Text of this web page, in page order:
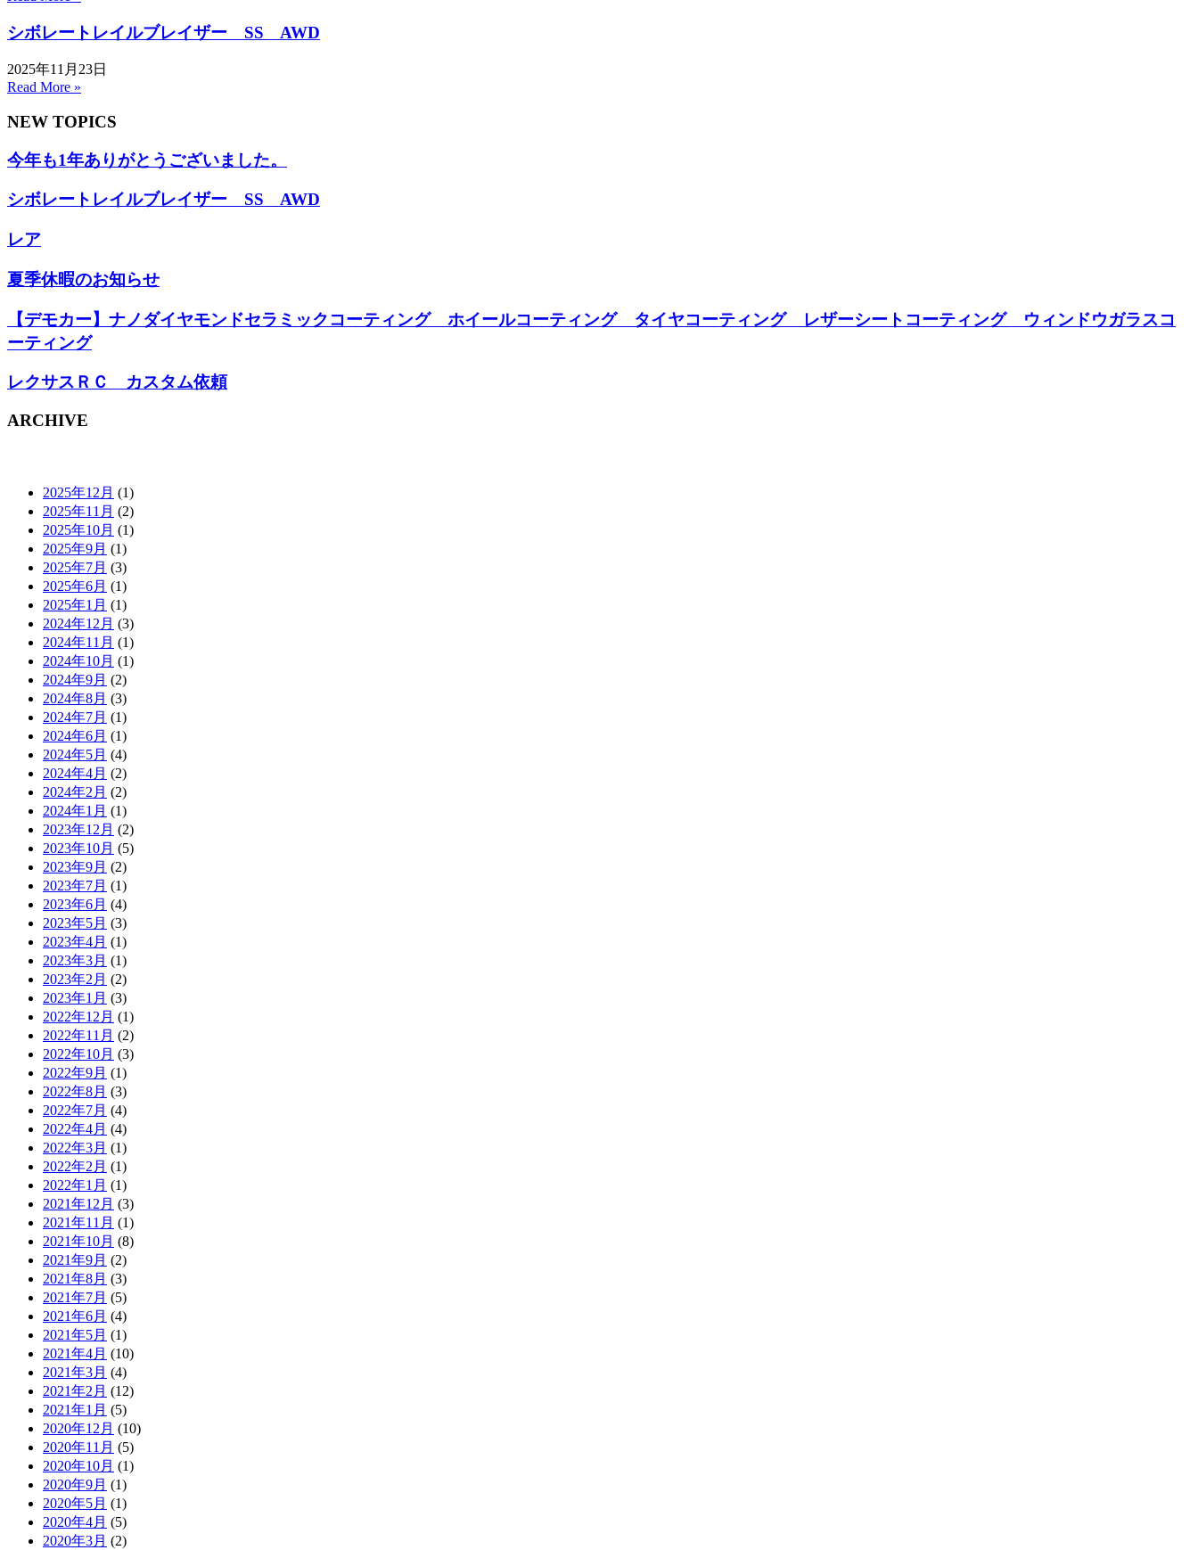
シボレートレイルブレイザー SS AWD
2025年11月23日
Read More »
NEW TOPICS
今年も1年ありがとうございました。
シボレートレイルブレイザー SS AWD
レア
夏季休暇のお知らせ
【デモカー】ナノダイヤモンドセラミックコーティング ホイールコーティング タイヤコーティング レザーシートコーティング ウィンドウガラスコ
ーティング
レクサスＲＣ カスタム依頼
ARCHIVE
2025年12月 (1)
2025年11月 (2)
2025年10月 (1)
2025年9月 (1)
2025年7月 (3)
2025年6月 (1)
2025年1月 (1)
2024年12月 (3)
2024年11月 (1)
2024年10月 (1)
2024年9月 (2)
2024年8月 (3)
2024年7月 (1)
2024年6月 (1)
2024年5月 (4)
2024年4月 (2)
2024年2月 (2)
2024年1月 (1)
2023年12月 (2)
2023年10月 (5)
2023年9月 (2)
2023年7月 (1)
2023年6月 (4)
2023年5月 (3)
2023年4月 (1)
2023年3月 (1)
2023年2月 (2)
2023年1月 (3)
2022年12月 (1)
2022年11月 (2)
2022年10月 (3)
2022年9月 (1)
2022年8月 (3)
2022年7月 (4)
2022年4月 (4)
2022年3月 (1)
2022年2月 (1)
2022年1月 (1)
2021年12月 (3)
2021年11月 (1)
2021年10月 (8)
2021年9月 (2)
2021年8月 (3)
2021年7月 (5)
2021年6月 (4)
2021年5月 (1)
2021年4月 (10)
2021年3月 (4)
2021年2月 (12)
2021年1月 (5)
2020年12月 (10)
2020年11月 (5)
2020年10月 (1)
2020年9月 (1)
2020年5月 (1)
2020年4月 (5)
2020年3月 (2)